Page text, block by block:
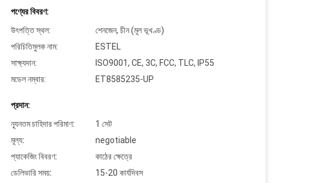
পণ্যের বিবরণ:
উৎপত্তি স্থল:
শেনজেন, চীন (মূল ভূখণ্ড)
পরিচিতিমুলক নাম:
ESTEL
সাক্ষ্যদান:
ISO9001, CE, 3C, FCC, TLC, IP55
মডেল নম্বার:
ET8585235-UP
প্রদান:
ন্যূনতম চাহিদার পরিমাণ:
1 সেট
মূল্য:
negotiable
প্যাকেজিং বিবরণ:
কাঠের ক্ষেত্রে
ডেলিভারি সময়:
15-20 কার্যদিবস